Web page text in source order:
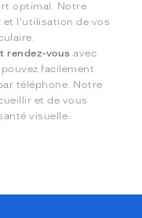
optimal. Notre
et l'utilisation de vos
rendez-vous avec
facilement
téléphone. Notre
et de vous
visuelle.